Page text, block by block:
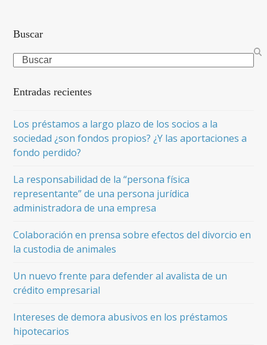
Buscar
Search
Entradas recientes
Los préstamos a largo plazo de los socios a la
sociedad ¿son fondos propios? ¿Y las aportaciones a
fondo perdido?
La responsabilidad de la “persona física
representante” de una persona jurídica
administradora de una empresa
Colaboración en prensa sobre efectos del divorcio en
la custodia de animales
Un nuevo frente para defender al avalista de un
crédito empresarial
Intereses de demora abusivos en los préstamos
hipotecarios